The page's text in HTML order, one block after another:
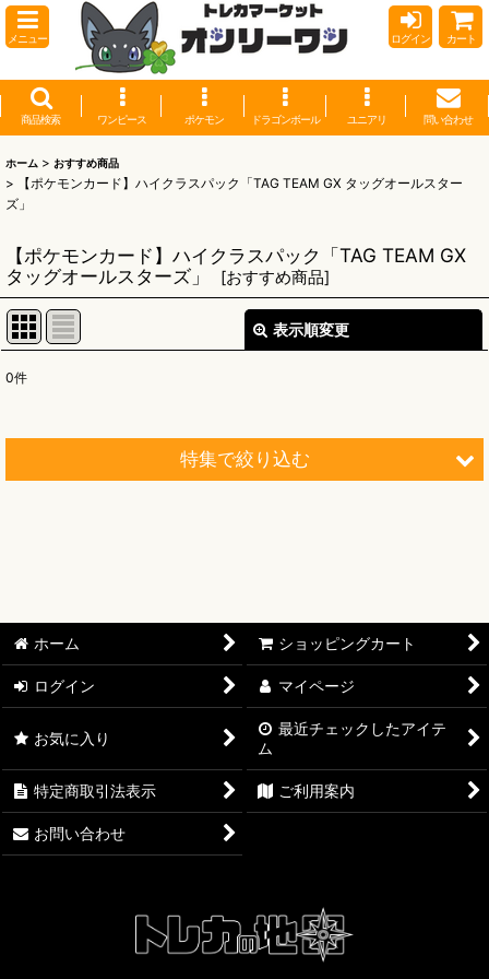
メニュー ログイン カート
商品検索 ワンピース ポケモン ドラゴンボール ユニアリ 問い合わせ
ホーム > おすすめ商品
>
【ポケモンカード】ハイクラスパック「TAG TEAM GX タッグオールスター
ズ」
【ポケモンカード】ハイクラスパック「TAG TEAM GX
タッグオールスターズ」
[おすすめ商品]
表示順変更
0件
特集で絞り込む
【ワンピースカード】ブースターパック 決戦の刻【OP-16】
【ワンピースカード】ブースターパック 神の島の冒険【OP-
15】
【ワンピースカード】エクストラブースター EGGHEAD
CRISIS【EB-04】
【ワンピースカード】ブースターパック 蒼海の七傑【OP-14】
【ワンピースカード】エクストラブースター ONE PIECE
Heroines Edition【EB-03】
ホーム ショッピングカート
ログイン マイページ
お気に入り
最近チェックしたアイテ
ム
特定商取引法表示 ご利用案内
お問い合わせ